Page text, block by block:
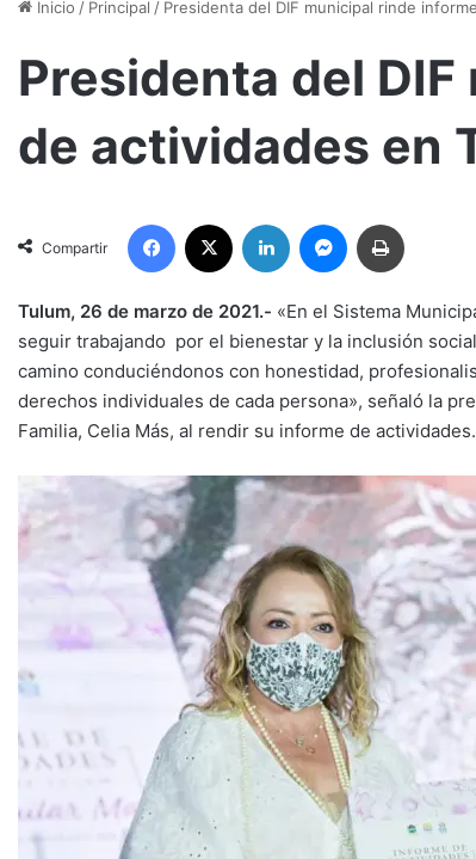
Inicio / Principal / Presidenta del DIF municipal rinde
Presidenta del
de actividades en
Compartir
Facebook LinkedIn Messenger
Tulum, 26 de marzo de 2021.- «En el Sistema
seguir trabajando por el bienestar y la inclusión
camino conduciéndonos con honestidad,
derechos individuales de cada persona», señaló la
Familia, Celia Más, al rendir su informe de actividades.